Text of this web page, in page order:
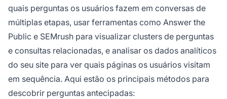
quais perguntas os usuários fazem em conversas de
múltiplas etapas, usar ferramentas como Answer the
Public e SEMrush para visualizar clusters de perguntas
e consultas relacionadas, e analisar os dados analíticos
do seu site para ver quais páginas os usuários visitam
em sequência. Aqui estão os principais métodos para
descobrir perguntas antecipadas: